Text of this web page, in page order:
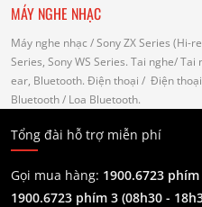
MÁY NGHE NHẠC
Máy nghe nhạc / Sony ZX Series (Hi-
Series, Sony WS Series. Tai nghe/ Tai
ear, Bluetooth. Điện thoại / Điện thoại
Bluetooth/ Loa Bluetooth.
Tổng đài hỗ trợ miễn phí
Gọi mua hàng: 1900.6723
1900.6723 phím 3 (08h30 -